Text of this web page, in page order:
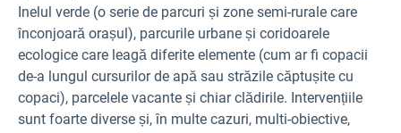
Inelul verde (o serie de parcuri și zone semi-rurale care
înconjoară orașul), parcurile urbane și coridoarele
ecologice care leagă diferite elemente (cum ar fi copacii
de-a lungul cursurilor de apă sau străzile căptușite cu
copaci), parcelele vacante și chiar clădirile. Intervențiile
sunt foarte diverse și, în multe cazuri, multi-obiective,